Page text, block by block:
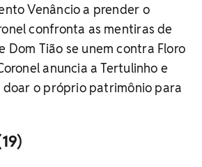
Venâncio a prender o
confronta as mentiras de
Dom Tião se unem contra Floro
anuncia a Tertulinho e
doar o próprio patrimônio para